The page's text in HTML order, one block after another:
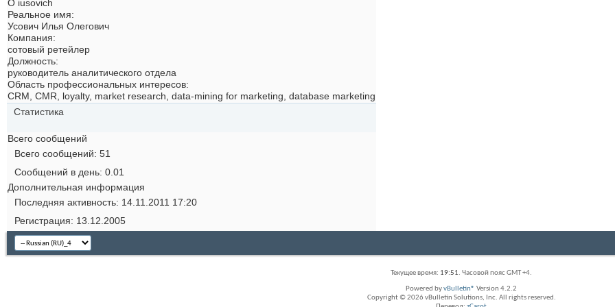
О iusovich
Реальное имя:
Усович Илья Олегович
Компания:
сотовый ретейлер
Должность:
руководитель аналитического отдела
Область профессиональных интересов:
CRM, CMR, loyalty, market research, data-mining for marketing, database marketing
Статистика
Всего сообщений
Всего сообщений 51
Сообщений в день 0.01
Дополнительная информация
Последняя активность 14.11.2011 17:20
Регистрация
13.12.2005
Текущее время: 19:51. Часовой пояс GMT +4.
Powered byvBulletin® Version 4.2.2
Copyright © 2026 vBulletin Solutions, Inc. All rights reserved.